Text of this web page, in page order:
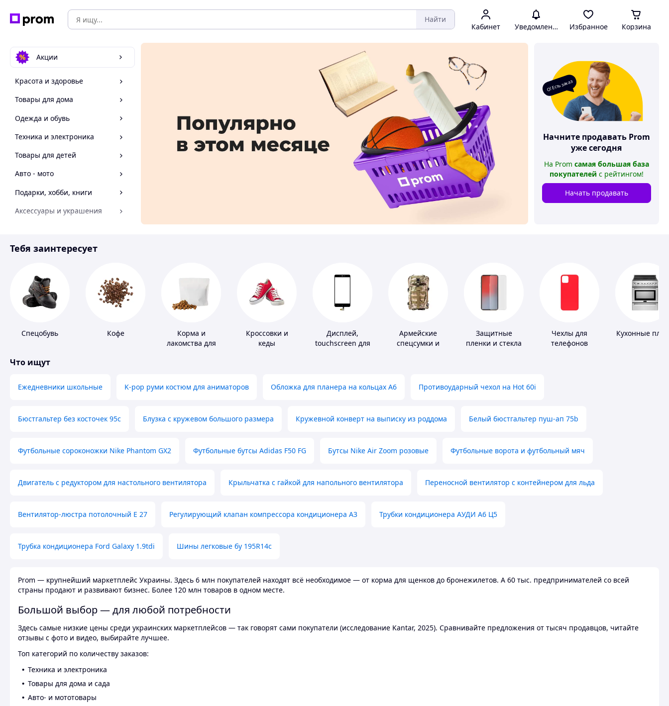
Найти
Кабинет Уведомления Избранное Корзина
Акции
Красота и здоровье
Товары для дома
Одежда и обувь
Техника и электроника
Товары для детей
Авто - мото
Подарки, хобби, книги
Аксессуары и украшения
Спорт и отдых
О! Есть заказ
Начните продавать Prom
уже сегодня
На Prom самая большая база
покупателей с рейтингом!
Начать продавать
Тебя заинтересует
Спецобувь Кофе
Корма и
лакомства для
Кроссовки и
кеды
Дисплей,
touchscreen для
Армейские
спецсумки и
Защитные
пленки и стекла
Чехлы для
телефонов
Кухонные
Что ищут
Ежедневники школьные K-pop руми костюм для аниматоров Обложка для планера на кольцах А6 Противоударный чехол на Hot 60i
Бюстгальтер без косточек 95с Блузка с кружевом большого размера Кружевной конверт на выписку из роддома Белый бюстгальтер пуш-ап 75b
Футбольные сороконожки Nike Phantom GX2 Футбольные бутсы Adidas F50 FG Бутсы Nike Air Zoom розовые Футбольные ворота и футбольный мяч
Двигатель с редуктором для настольного вентилятора Крыльчатка с гайкой для напольного вентилятора Переносной вентилятор с контейнером для льда
Вентилятор-люстра потолочный E 27 Регулирующий клапан компрессора кондиционера А3 Трубки кондиционера АУДИ А6 Ц5
Трубка кондиционера Ford Galaxy 1.9tdi Шины легковые бу 195R14c
Prom — крупнейший маркетплейс Украины. Здесь 6 млн покупателей находят всё необходимое — от корма для щенков до бронежилетов. А 60 тыс. предпринимателей со всей
страны продают и развивают бизнес. Более 120 млн товаров в одном месте.
Большой выбор — для любой потребности
Здесь самые низкие цены среди украинских маркетплейсов — так говорят сами покупатели (исследование Kantar, 2025). Сравнивайте предложения от тысяч продавцов, читайте
отзывы с фото и видео, выбирайте лучшее.
Топ категорий по количеству заказов:
Техника и электроника
Товары для дома и сада
Авто- и мототовары